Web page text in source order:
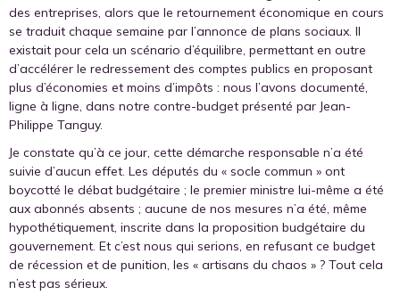
des entreprises, alors que le retournement économique en cours
se traduit chaque semaine par l’annonce de plans sociaux. Il
existait pour cela un scénario d’équilibre, permettant en outre
d’accélérer le redressement des comptes publics en proposant
plus d’économies et moins d’impôts : nous l’avons documenté,
ligne à ligne, dans notre contre-budget présenté par Jean-
Philippe Tanguy.
Je constate qu’à ce jour, cette démarche responsable n’a été
suivie d’aucun effet. Les députés du « socle commun » ont
boycotté le débat budgétaire ; le premier ministre lui-même a été
aux abonnés absents ; aucune de nos mesures n’a été, même
hypothétiquement, inscrite dans la proposition budgétaire du
gouvernement. Et c’est nous qui serions, en refusant ce budget
de récession et de punition, les « artisans du chaos » ? Tout cela
n’est pas sérieux.